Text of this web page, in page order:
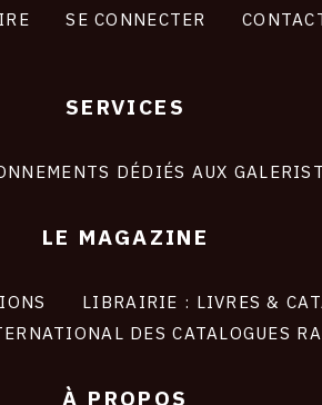
SE CONNECTER
SERVICES
DÉDIÉS AUX
LE MAGAZINE
LIBRAIRIE : LIVRES &
DES CATALOGUES
À PROPOS